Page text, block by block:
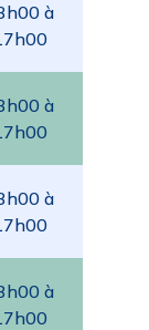
à
à
à
à